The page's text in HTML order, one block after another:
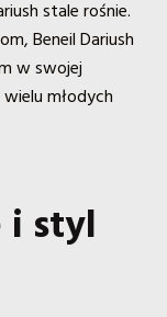
stale rośnie.
Beneil Dariush
w swojej
młodych
i styl